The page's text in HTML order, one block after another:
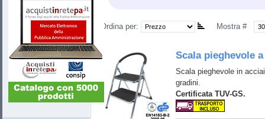
Ordina per: Mostra #
Scala pieghevole
Scala pieghevole in
gradini.
Certificata TUV-GS.